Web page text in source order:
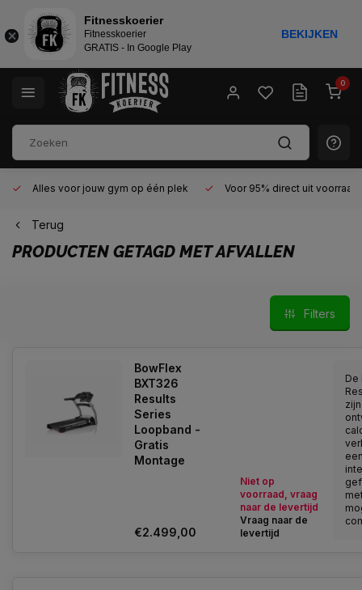
0
Alles voor jouw gym op één plek Voor 95% direct uit
Terug
PRODUCTEN GETAGD MET AFVALLEN
Filters
BowFlex
BXT326
Results
Series
Loopband -
Gratis
Montage
€2.499,00
Niet op
voorraad, vraag
naar de levertijd
Vraag naar de
levertijd
De
Fitnesskoerier
Fitnesskoerier
GRATIS - In Google Play
BEKIJKEN